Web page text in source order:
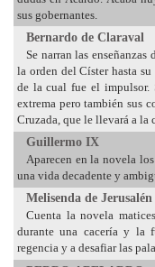
sus gobernantes.
Bernardo de Claraval
Se narran las
la orden del Císter hasta su
de la cual fue el impulsor.
extrema pero también sus
Cruzada, que le llevará a la
Guillermo IX
Aparecen en la novela
una vida decadente y
Melisenda de
Cuenta la novela
durante una cacería y la
regencia y a desafiar las